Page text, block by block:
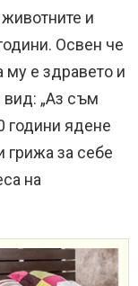
и
Освен че
му е здравето и
„Аз съм
години ядене
грижа за себе
на